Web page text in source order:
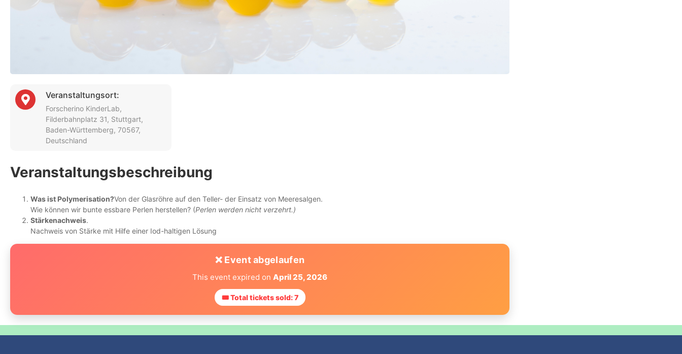
Veranstaltungsort:
Forscherino KinderLab,
Filderbahnplatz 31, Stuttgart,
Baden-Württemberg, 70567,
Deutschland
Veranstaltungsbeschreibung
Was ist Polymerisation?Von der Glasröhre auf den Teller- der Einsatz von Meeresalgen.
Wie können wir bunte essbare Perlen herstellen? (Perlen werden nicht verzehrt.)
Stärkenachweis.
Nachweis von Stärke mit Hilfe einer Iod-haltigen Lösung
❌ Event abgelaufen
This event expired on April 25, 2026
🎟 Total tickets sold: 7